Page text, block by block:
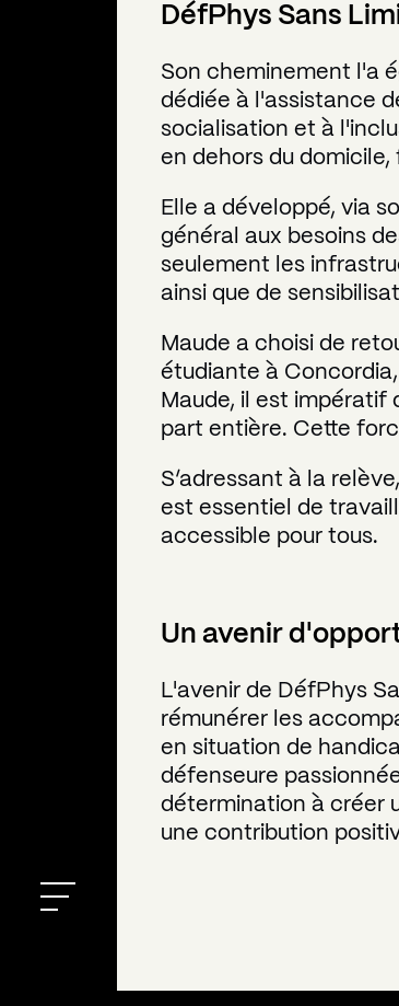
DéfPhys Sans
Son cheminement l'a
dédiée à l'assistance
socialisation et à
en dehors du
Elle a développé, via
général aux besoins
seulement les
ainsi que de
Maude a choisi de
étudiante à
Maude, il est impératif
part entière. Cette
S’adressant à la
est essentiel de
accessible pour tous.
Un avenir
L'avenir de DéfPhys
rémunérer les
en situation de
défenseure
détermination à créer
une contribution